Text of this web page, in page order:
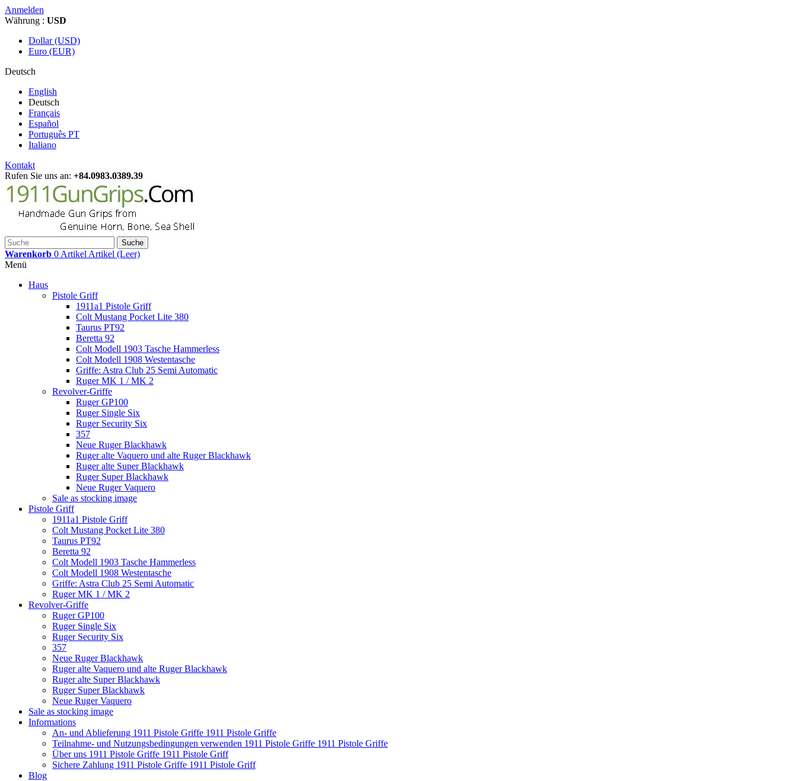
Anmelden
Währung : USD
Dollar (USD)
Euro (EUR)
Deutsch
English
Deutsch
Français
Español
Português PT
Italiano
Kontakt
Rufen Sie uns an: +84.0983.0389.39
Suche
Warenkorb 0 Artikel Artikel (Leer)
Menü
Haus
Pistole Griff
1911a1 Pistole Griff
Colt Mustang Pocket Lite 380
Taurus PT92
Beretta 92
Colt Modell 1903 Tasche Hammerless
Colt Modell 1908 Westentasche
Griffe: Astra Club 25 Semi Automatic
Ruger MK 1 / MK 2
Revolver-Griffe
Ruger GP100
Ruger Single Six
Ruger Security Six
357
Neue Ruger Blackhawk
Ruger alte Vaquero und alte Ruger Blackhawk
Ruger alte Super Blackhawk
Ruger Super Blackhawk
Neue Ruger Vaquero
Sale as stocking image
Pistole Griff
1911a1 Pistole Griff
Colt Mustang Pocket Lite 380
Taurus PT92
Beretta 92
Colt Modell 1903 Tasche Hammerless
Colt Modell 1908 Westentasche
Griffe: Astra Club 25 Semi Automatic
Ruger MK 1 / MK 2
Revolver-Griffe
Ruger GP100
Ruger Single Six
Ruger Security Six
357
Neue Ruger Blackhawk
Ruger alte Vaquero und alte Ruger Blackhawk
Ruger alte Super Blackhawk
Ruger Super Blackhawk
Neue Ruger Vaquero
Sale as stocking image
Informations
An- und Ablieferung 1911 Pistole Griffe 1911 Pistole Griffe
Teilnahme- und Nutzungsbedingungen verwenden 1911 Pistole Griffe 1911 Pistole Griffe
Über uns 1911 Pistole Griffe 1911 Pistole Griff
Sichere Zahlung 1911 Pistole Griffe 1911 Pistole Griff
Blog